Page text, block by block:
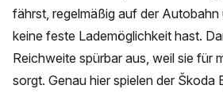
fährst, regelmäßig auf der
keine feste Lademöglichkeit hast.
Reichweite spürbar aus, weil sie für
sorgt. Genau hier spielen der Škoda